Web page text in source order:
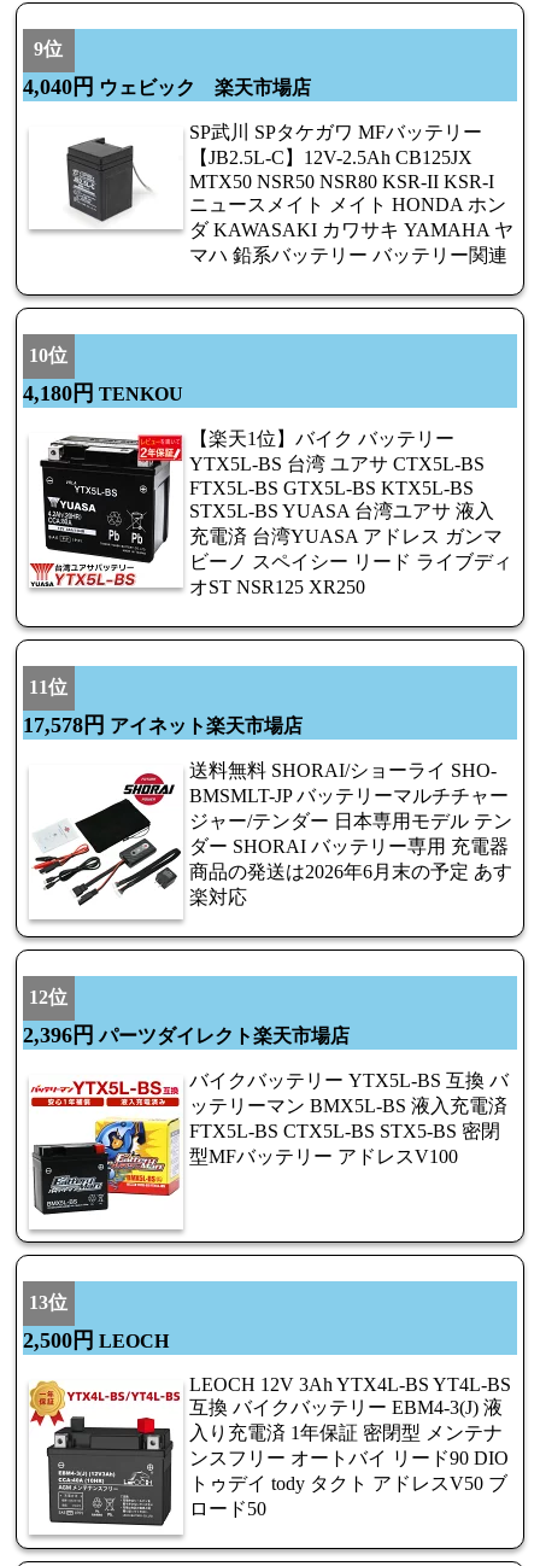
9位
4,040円 ウェビック 楽天市場店
SP武川 SPタケガワ MFバッテリー
【JB2.5L-C】12V-2.5Ah CB125JX
MTX50 NSR50 NSR80 KSR-II KSR-I
ニュースメイト メイト HONDA ホン
ダ KAWASAKI カワサキ YAMAHA ヤ
マハ 鉛系バッテリー バッテリー関連
10位
4,180円 TENKOU
【楽天1位】バイク バッテリー
YTX5L-BS 台湾 ユアサ CTX5L-BS
FTX5L-BS GTX5L-BS KTX5L-BS
STX5L-BS YUASA 台湾ユアサ 液入
充電済 台湾YUASA アドレス ガンマ
ビーノ スペイシー リード ライブディ
オST NSR125 XR250
11位
17,578円 アイネット楽天市場店
送料無料 SHORAI/ショーライ SHO-
BMSMLT-JP バッテリーマルチチャー
ジャー/テンダー 日本専用モデル テン
ダー SHORAI バッテリー専用 充電器
商品の発送は2026年6月末の予定 あす
楽対応
12位
2,396円 パーツダイレクト楽天市場店
バイクバッテリー YTX5L-BS 互換 バ
ッテリーマン BMX5L-BS 液入充電済
FTX5L-BS CTX5L-BS STX5-BS 密閉
型MFバッテリー アドレスV100
13位
2,500円 LEOCH
LEOCH 12V 3Ah YTX4L-BS YT4L-BS
互換 バイクバッテリー EBM4-3(J) 液
入り充電済 1年保証 密閉型 メンテナ
ンスフリー オートバイ リード90 DIO
トゥデイ tody タクト アドレスV50 ブ
ロード50